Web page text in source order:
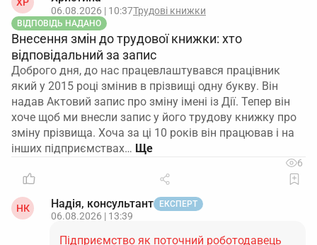
06.08.2026 | 10:37Трудові книжки
ВІДПОВІДЬ НАДАНО
Внесення змін до трудової книжки: хто
відповідальний за запис
Доброго дня, до нас працевлаштувався працівник
який у 2015 році змінив в прізвищі одну букву. Він
надав Актовий запис про зміну імені із Дії. Тепер він
хоче щоб ми внесли запис у його трудову книжку про
зміну прізвища. Хоча за ці 10 років він працював і на
інших підприємствах…
6
НК Надія, консультант ЕКСПЕРТ
06.08.2026 | 13:39
Підприємство як поточний роботодавець